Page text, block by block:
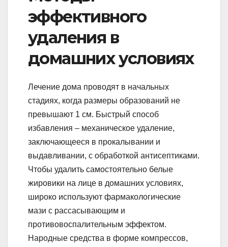
эффективного
удаления в
домашних условиях
Лечение дома проводят в начальных
стадиях, когда размеры образований не
превышают 1 см. Быстрый способ
избавления – механическое удаление,
заключающееся в прокалывании и
выдавливании, с обработкой антисептиками.
Чтобы удалить самостоятельно белые
жировики на лице в домашних условиях,
широко используют фармакологические
мази с рассасывающим и
противовоспалительным эффектом.
Народные средства в форме компрессов,